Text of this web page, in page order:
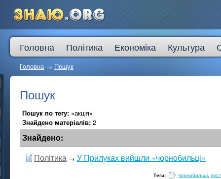
Головна Політика Економіка Культура
Головна→ Пошук
Пошук
Пошук по тегу: «акція»
Знайдено матеріалів: 2
Знайдено:
Політика → У Прилуках вийшли «чорнобильці»
Теги: чорнобильці,